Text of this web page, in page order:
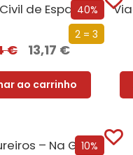
40%
2 = 3
de Espanha
€ 13,17 €
ao carrinho
10%
Os Aventureiros – Na Gruta do Tesouro